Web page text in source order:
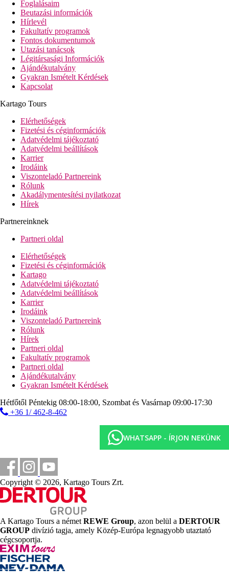
Foglalásaim
Beutazási információk
Hírlevél
Fakultatív programok
Fontos dokumentumok
Utazási tanácsok
Légitársasági Információk
Ajándékutalvány
Gyakran Ismételt Kérdések
Kapcsolat
Kartago Tours
Elérhetőségek
Fizetési és céginformációk
Adatvédelmi tájékoztató
Adatvédelmi beállítások
Karrier
Irodáink
Viszonteladó Partnereink
Rólunk
Akadálymentesítési nyilatkozat
Hírek
Partnereinknek
Partneri oldal
Elérhetőségek
Fizetési és céginformációk
Kartago
Adatvédelmi tájékoztató
Adatvédelmi beállítások
Karrier
Irodáink
Viszonteladó Partnereink
Rólunk
Hírek
Partneri oldal
Fakultatív programok
Partneri oldal
Ajándékutalvány
Gyakran Ismételt Kérdések
Hétfőtől Péntekig 08:00-18:00, Szombat és Vasárnap 09:00-17:30
+36 1/ 462-8-462
WHATSAPP - ÍRJON NEKÜNK
Copyright © 2026, Kartago Tours Zrt.
A Kartago Tours a német REWE Group, azon belül a DERTOUR
GROUP divízió tagja, amely Közép-Európa legnagyobb utaztató
cégcsoportja.